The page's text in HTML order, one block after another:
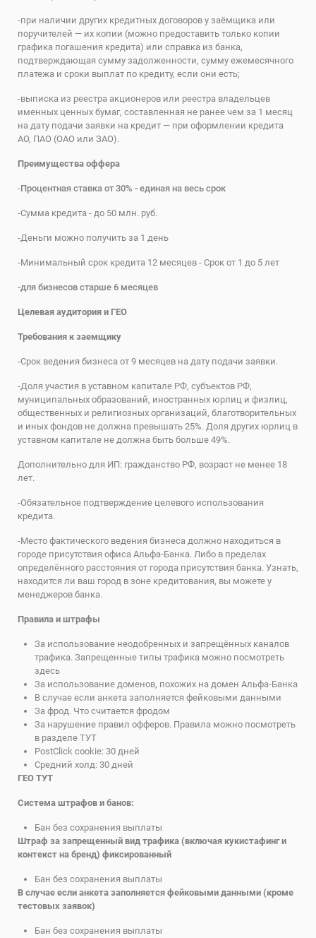
-при наличии других кредитных договоров у заёмщика или
поручителей — их копии (можно предоставить только копии
графика погашения кредита) или справка из банка,
подтверждающая сумму задолженности, сумму ежемесячного
платежа и сроки выплат по кредиту, если они есть;
-выписка из реестра акционеров или реестра владельцев
именных ценных бумаг, составленная не ранее чем за 1 месяц
на дату подачи заявки на кредит — при оформлении кредита
АО, ПАО (ОАО или ЗАО).
Преимущества оффера
-Процентная ставка от 30% - единая на весь срок
-Сумма кредита - до 50 млн. руб.
-Деньги можно получить за 1 день
-Минимальный срок кредита 12 месяцев - Срок от 1 до 5 лет
-для бизнесов старше 6 месяцев
Целевая аудитория и ГЕО
Требования к заемщику
-Срок ведения бизнеса от 9 месяцев на дату подачи заявки.
-Доля участия в уставном капитале РФ, субъектов РФ,
муниципальных образований, иностранных юрлиц и физлиц,
общественных и религиозных организаций, благотворительных
и иных фондов не должна превышать 25%. Доля других юрлиц в
уставном капитале не должна быть больше 49%.
Дополнительно для ИП: гражданство РФ, возраст не менее 18
лет.
-Обязательное подтверждение целевого использования
кредита.
-Место фактического ведения бизнеса должно находиться в
городе присутствия офиса Альфа-Банка. Либо в пределах
определённого расстояния от города присутствия банка. Узнать,
находится ли ваш город в зоне кредитования, вы можете у
менеджеров банка.
Правила и штрафы
За использование неодобренных и запрещённых каналов
трафика. Запрещенные типы трафика можно посмотреть
здесь
За использование доменов, похожих на домен Альфа-Банка
В случае если анкета заполняется фейковыми данными
За фрод. Что считается фродом
За нарушение правил офферов. Правила можно посмотреть
в разделе ТУТ
PostClick cookie: 30 дней
Средний холд: 30 дней
ГЕО ТУТ
Система штрафов и банов:
Бан без сохранения выплаты
Штраф за запрещенный вид трафика (включая кукистафинг и
контекст на бренд) фиксированный
Бан без сохранения выплаты
В случае если анкета заполняется фейковыми данными (кроме
тестовых заявок)
Бан без сохранения выплаты